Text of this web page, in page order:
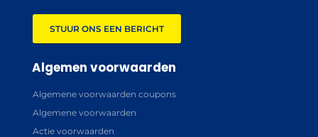
STUUR ONS EEN BERICHT
Algemen voorwaarden
Algemene voorwaarden coupons
Algemene voorwaarden
Actie voorwaarden